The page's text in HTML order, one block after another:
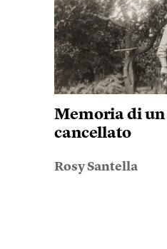
Memoria di un
cancellato
Rosy Santella